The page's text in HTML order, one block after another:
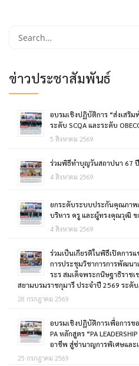
Search
ข่าวประชาสัมพันธ์
อบรมเชิงปฏิบัติการ “ส่งเสริ
ระดับ SCQA และระดับ
5 สิงหาคม 2569
ร่วมพิธีทำบุญวันสถาปนา 67 ปี
4 สิงหาคม 2569
ยกระดับระบบประกันคุณภาพ
บริหาร ครู และผู้ทรงคุณวุฒิ ขย
4 สิงหาคม 2569
ร่วมเป็นเกียรติในพิธีเปิดการ
การประชุมวิชาการการพัฒนา
ระร สมเด็จพระกนิษฐาธิราช
สยามบรมราชกุมารี ประจำปี 2569 ระดั
28 กรกฎาคม 2569
อบรมเชิงปฏิบัติการเพื่อการ
PA หลักสูตร “PA
อาชีพ สู่ซ่านาญการพิเศษและ
25 กรกฎาคม 2569